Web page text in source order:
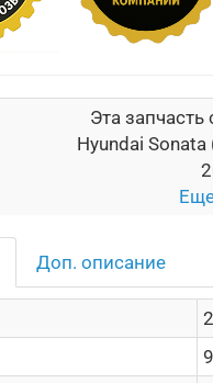
Эта запчасть
Hyundai
Доп. описание